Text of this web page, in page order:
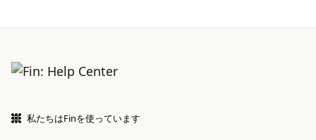
私たちはFinを使っています